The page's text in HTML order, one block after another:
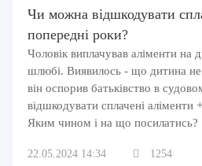
Чи можна відшкодувати
попередні роки?
Чоловік виплачував аліменти на
шлюбі. Виявилось - що дитина
він оспорив батьківство в
відшкодувати сплачені
Яким чином і на що посилатись?
22.05.2024 14:34 1254